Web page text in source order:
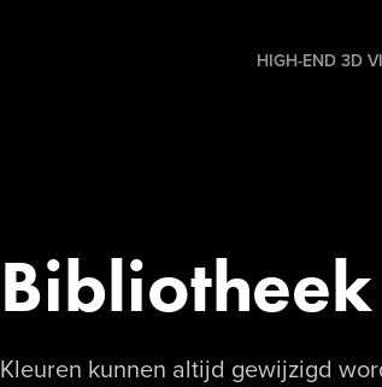
HIGH-END 3D
Kleuren kunnen altijd gewijzigd